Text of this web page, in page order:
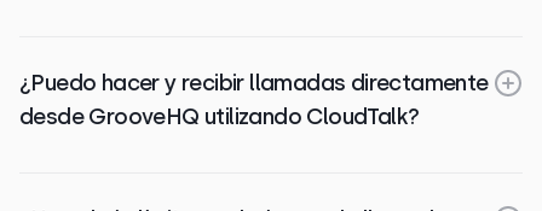
¿Puedo hacer y recibir llamadas directamente
desde GrooveHQ utilizando CloudTalk?